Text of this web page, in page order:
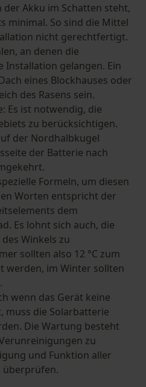
der Akku im Schatten steht,
minimal. So sind die Mittel
nicht gerechtfertigt.
an denen die
Installation gelangen. Ein
eines Blockhauses oder
des Rasens sein.
Es ist notwendig, die
zu berücksichtigen.
der Nordhalbkugel
der Batterie nach
Formeln, um diesen
Worten entspricht der
dem
Es lohnt sich auch, die
Winkels zu
sollten also 12 °C zum
werden, im Winter sollten
wenn das Gerät keine
muss die Solarbatterie
Die Wartung besteht
zu
und Funktion aller
überprüfen.